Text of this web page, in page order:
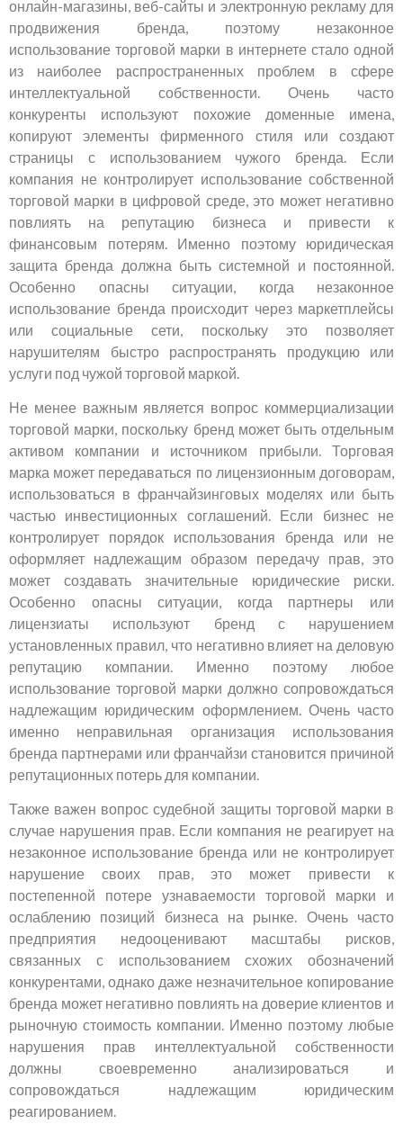
онлайн-магазины, веб-сайты и электронную рекламу для
продвижения бренда, поэтому незаконное
использование торговой марки в интернете стало одной
из наиболее распространенных проблем в сфере
интеллектуальной собственности. Очень часто
конкуренты используют похожие доменные имена,
копируют элементы фирменного стиля или создают
страницы с использованием чужого бренда. Если
компания не контролирует использование собственной
торговой марки в цифровой среде, это может негативно
повлиять на репутацию бизнеса и привести к
финансовым потерям. Именно поэтому юридическая
защита бренда должна быть системной и постоянной.
Особенно опасны ситуации, когда незаконное
использование бренда происходит через маркетплейсы
или социальные сети, поскольку это позволяет
нарушителям быстро распространять продукцию или
услуги под чужой торговой маркой.
Не менее важным является вопрос коммерциализации
торговой марки, поскольку бренд может быть отдельным
активом компании и источником прибыли. Торговая
марка может передаваться по лицензионным договорам,
использоваться в франчайзинговых моделях или быть
частью инвестиционных соглашений. Если бизнес не
контролирует порядок использования бренда или не
оформляет надлежащим образом передачу прав, это
может создавать значительные юридические риски.
Особенно опасны ситуации, когда партнеры или
лицензиаты используют бренд с нарушением
установленных правил, что негативно влияет на деловую
репутацию компании. Именно поэтому любое
использование торговой марки должно сопровождаться
надлежащим юридическим оформлением. Очень часто
именно неправильная организация использования
бренда партнерами или франчайзи становится причиной
репутационных потерь для компании.
Также важен вопрос судебной защиты торговой марки в
случае нарушения прав. Если компания не реагирует на
незаконное использование бренда или не контролирует
нарушение своих прав, это может привести к
постепенной потере узнаваемости торговой марки и
ослаблению позиций бизнеса на рынке. Очень часто
предприятия недооценивают масштабы рисков,
связанных с использованием схожих обозначений
конкурентами, однако даже незначительное копирование
бренда может негативно повлиять на доверие клиентов и
рыночную стоимость компании. Именно поэтому любые
нарушения прав интеллектуальной собственности
должны своевременно анализироваться и
сопровождаться надлежащим юридическим
реагированием.